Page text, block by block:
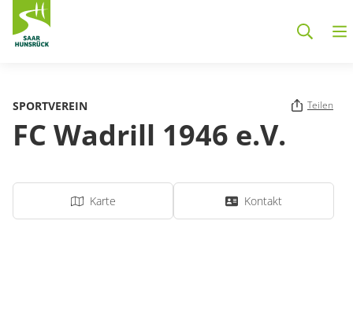
SPORTVEREIN Teilen
FC Wadrill 1946 e.V.
Karte Kontakt